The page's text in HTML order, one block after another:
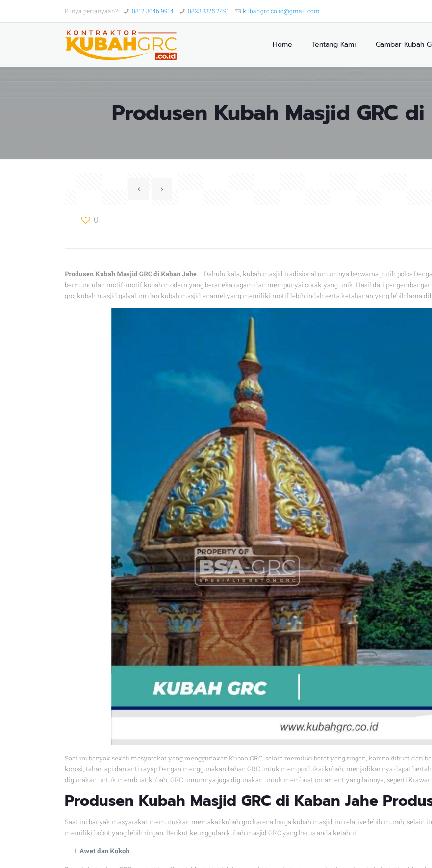
Punya pertanyaan? 0812 3046 9914 0823 3325 2491 kubahgrc.co.id@gmail.com
Home Tentang Kami Gambar Kubah
Produsen Kubah Masjid GRC
0
Produsen Kubah Masjid GRC di Kaban Jahe – Dahulu kala, kubah masjid tradisional umumnya berwarna putih polos
bermunculan motif-motif kubah modern yang beraneka ragam dan mempunyai corak yang unik. Hasil dari
grc, kubah masjid galvalum dan kubah masjid enamel yang memiliki motif lebih indah serta ketahanan yang lebih lama
Saat ini banyak sekali masyarakat yang menggunakan Kubah GRC, selain memiliki berat yang ringan, karena dibuat dari
korosi, tahan api dan anti rayap Dengan menggunakan bahan GRC untuk memproduksi kubah, menjadikannya dapat
digunakan untuk membuat kubah, GRC umumnya juga digunakan untuk membuat ornament yang lainnya, seperti
Produsen Kubah Masjid GRC di Kaban Jahe
Saat ini banyak masyarakat memutuskan memakai kubah grc karena harga kubah masjid ini relative lebih murah, selain
memiliki bobot yang lebih ringan. Berikut keunggulan kubah masjid GRC yang harus anda ketahui :
Awet dan Kokoh